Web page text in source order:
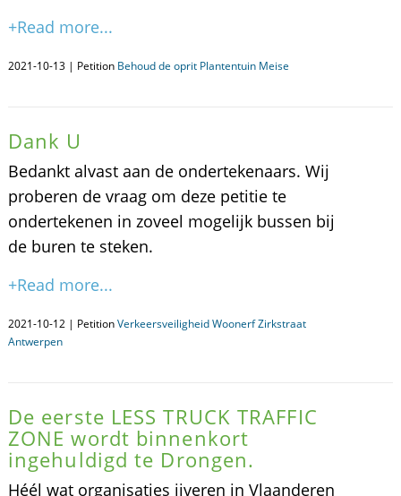
+Read more...
2021-10-13 | Petition Behoud de oprit Plantentuin Meise
Dank U
Bedankt alvast aan de ondertekenaars. Wij
proberen de vraag om deze petitie te
ondertekenen in zoveel mogelijk bussen bij
de buren te steken.
+Read more...
2021-10-12 | PetitionVerkeersveiligheid Woonerf Zirkstraat
Antwerpen
De eerste LESS TRUCK TRAFFIC
ZONE wordt binnenkort
ingehuldigd te Drongen.
Héél wat organisaties ijveren in Vlaanderen